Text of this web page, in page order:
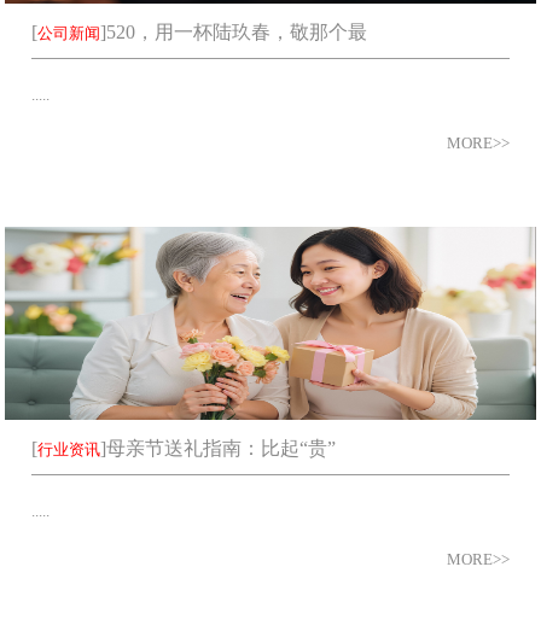
[公司新闻]520，用一杯陆玖春，敬那个最
.....
MORE>>
[行业资讯]母亲节送礼指南：比起“贵”
.....
MORE>>